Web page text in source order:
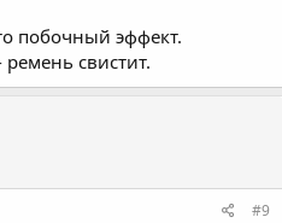
побочный эффект.
свистит.
#9